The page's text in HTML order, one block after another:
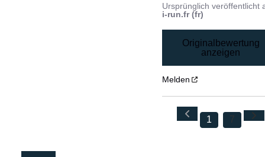
Ursprünglich veröffentlicht
i-run.fr (fr)
Originalbewertung
anzeigen
Melden
1 7